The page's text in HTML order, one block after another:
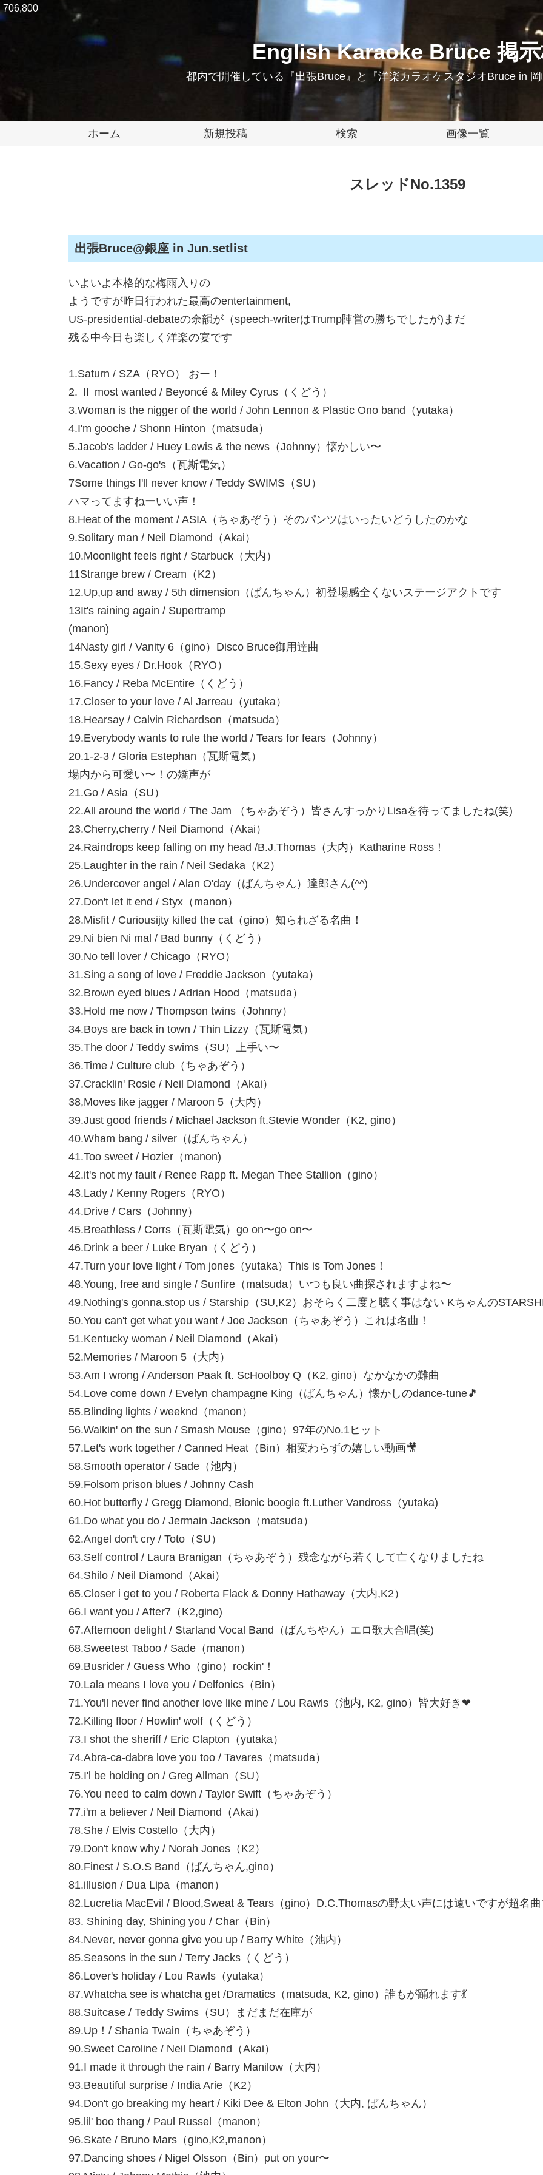
English Karaoke Bruce 掲
都内で開催している『出張Bruce』と『洋楽カラオケスタジオBruce in
ホーム 新規投稿 検索 画像一覧
706,800
スレッドNo.1359
出張Bruce@銀座 in Jun.setlist
いよいよ本格的な梅雨入りの
ようですが昨日行われた最高のentertainment,
US-presidential-debateの余韻が（speech-writerはTrump陣営の勝ちでしたが)まだ
残る中今日も楽しく洋楽の宴です
1.Saturn / SZA（RYO） おー！
2. Ⅱ most wanted / Beyoncé & Miley Cyrus（くどう）
3.Woman is the nigger of the world / John Lennon & Plastic Ono band（yutaka）
4.I'm gooche / Shonn Hinton（matsuda）
5.Jacob's ladder / Huey Lewis & the news（Johnny）懐かしい〜
6.Vacation / Go-go's（瓦斯電気）
7Some things I'll never know / Teddy SWIMS（SU）
ハマってますねーいい声！
8.Heat of the moment / ASIA（ちゃあぞう）そのパンツはいったいどうしたのかな
9.Solitary man / Neil Diamond（Akai）
10.Moonlight feels right / Starbuck（大内）
11Strange brew / Cream（K2）
12.Up,up and away / 5th dimension（ばんちゃん）初登場感全くないステージアクトです
13It's raining again / Supertramp
(manon)
14Nasty girl / Vanity 6（gino）Disco Bruce御用達曲
15.Sexy eyes / Dr.Hook（RYO）
16.Fancy / Reba McEntire（くどう）
17.Closer to your love / Al Jarreau（yutaka）
18.Hearsay / Calvin Richardson（matsuda）
19.Everybody wants to rule the world / Tears for fears（Johnny）
20.1-2-3 / Gloria Estephan（瓦斯電気）
場内から可愛い〜！の嬌声が
21.Go / Asia（SU）
22.All around the world / The Jam （ちゃあぞう）皆さんすっかりLisaを待ってましたね(笑)
23.Cherry,cherry / Neil Diamond（Akai）
24.Raindrops keep falling on my head /B.J.Thomas（大内）Katharine Ross！
25.Laughter in the rain / Neil Sedaka（K2）
26.Undercover angel / Alan O'day（ばんちゃん）達郎さん(^^)
27.Don't let it end / Styx（manon）
28.Misfit / Curiousijty killed the cat（gino）知られざる名曲！
29.Ni bien Ni mal / Bad bunny（くどう）
30.No tell lover / Chicago（RYO）
31.Sing a song of love / Freddie Jackson（yutaka）
32.Brown eyed blues / Adrian Hood（matsuda）
33.Hold me now / Thompson twins（Johnny）
34.Boys are back in town / Thin Lizzy（瓦斯電気）
35.The door / Teddy swims（SU）上手い〜
36.Time / Culture club（ちゃあぞう）
37.Cracklin' Rosie / Neil Diamond（Akai）
38,Moves like jagger / Maroon 5（大内）
39.Just good friends / Michael Jackson ft.Stevie Wonder（K2, gino）
40.Wham bang / silver（ばんちゃん）
41.Too sweet / Hozier（manon)
42.it's not my fault / Renee Rapp ft. Megan Thee Stallion（gino）
43.Lady / Kenny Rogers（RYO）
44.Drive / Cars（Johnny）
45.Breathless / Corrs（瓦斯電気）go on〜go on〜
46.Drink a beer / Luke Bryan（くどう）
47.Turn your love light / Tom jones（yutaka）This is Tom Jones！
48.Young, free and single / Sunfire（matsuda）いつも良い曲探されますよね〜
49.Nothing's gonna.stop us / Starship（SU,K2）おそらく二度と聴く事はない Kちゃんの
50.You can't get what you want / Joe Jackson（ちゃあぞう）これは名曲！
51.Kentucky woman / Neil Diamond（Akai）
52.Memories / Maroon 5（大内）
53.Am I wrong / Anderson Paak ft. ScHoolboy Q（K2, gino）なかなかの難曲
54.Love come down / Evelyn champagne King（ばんちゃん）懐かしのdance-tune🎵
55.Blinding lights / weeknd（manon）
56.Walkin' on the sun / Smash Mouse（gino）97年のNo.1ヒット
57.Let's work together / Canned Heat（Bin）相変わらずの嬉しい動画🎥
58.Smooth operator / Sade（池内）
59.Folsom prison blues / Johnny Cash
60.Hot butterfly / Gregg Diamond, Bionic boogie ft.Luther Vandross（yutaka)
61.Do what you do / Jermain Jackson（matsuda）
62.Angel don't cry / Toto（SU）
63.Self control / Laura Branigan（ちゃあぞう）残念ながら若くして亡くなりましたね
64.Shilo / Neil Diamond（Akai）
65.Closer i get to you / Roberta Flack & Donny Hathaway（大内,K2）
66.I want you / After7（K2,gino)
67.Afternoon delight / Starland Vocal Band（ばんちやん）エロ歌大合唱(笑)
68.Sweetest Taboo / Sade（manon）
69.Busrider / Guess Who（gino）rockin'！
70.Lala means I love you / Delfonics（Bin）
71.You'll never find another love like mine / Lou Rawls（池内, K2, gino）皆大好き❤
72.Killing floor / Howlin' wolf（くどう）
73.I shot the sheriff / Eric Clapton（yutaka）
74.Abra-ca-dabra love you too / Tavares（matsuda）
75.I'l be holding on / Greg Allman（SU）
76.You need to calm down / Taylor Swift（ちゃあぞう）
77.i'm a believer / Neil Diamond（Akai）
78.She / Elvis Costello（大内）
79.Don't know why / Norah Jones（K2）
80.Finest / S.O.S Band（ばんちゃん,gino）
81.illusion / Dua Lipa（manon）
82.Lucretia MacEvil / Blood,Sweat & Tears（gino）D.C.Thomasの野太い声には遠いですが超名
83. Shining day, Shining you / Char（Bin）
84.Never, never gonna give you up / Barry White（池内）
85.Seasons in the sun / Terry Jacks（くどう）
86.Lover's holiday / Lou Rawls（yutaka）
87.Whatcha see is whatcha get /Dramatics（matsuda, K2, gino）誰もが踊れます💃
88.Suitcase / Teddy Swims（SU）まだまだ在庫が
89.Up！/ Shania Twain（ちゃあぞう）
90.Sweet Caroline / Neil Diamond（Akai）
91.I made it through the rain / Barry Manilow（大内）
93.Beautiful surprise / India Arie（K2）
94.Don't go breaking my heart / Kiki Dee & Elton John（大内, ばんちゃん）
95.lil' boo thang / Paul Russel（manon）
96.Skate / Bruno Mars（gino,K2,manon）
97.Dancing shoes / Nigel Olsson（Bin）put on your〜